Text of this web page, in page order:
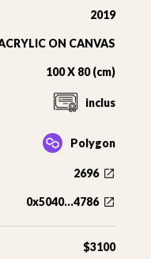
2019
ON CANVAS
100 X 80 (cm)
inclus
Polygon
2696
0x5040...4786
$3100